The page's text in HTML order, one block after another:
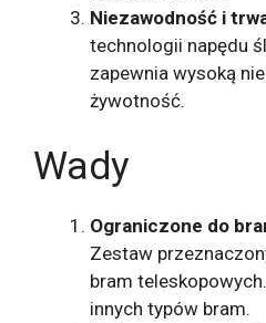
Niezawodność i
technologii napędu
zapewnia wysoką
żywotność.
Wady
Ograniczone do
Zestaw
bram
innych typów bram.